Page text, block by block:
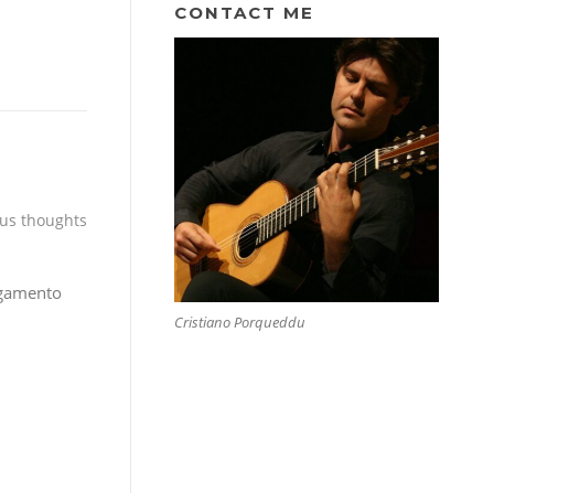
thoughts
CONTACT ME
Cristiano Porqueddu